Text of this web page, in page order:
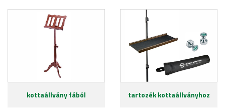
kottaállvány fából tartozék kottaállványhoz